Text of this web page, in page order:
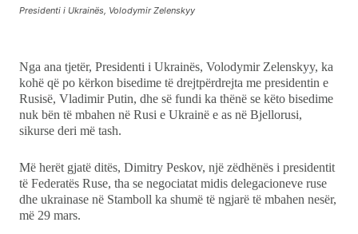
Presidenti i Ukrainës, Volodymir Zelenskyy
Nga ana tjetër, Presidenti i Ukrainës, Volodymir Zelenskyy, ka
kohë që po kërkon bisedime të drejtpërdrejta me presidentin e
Rusisë, Vladimir Putin, dhe së fundi ka thënë se këto bisedime
nuk bën të mbahen në Rusi e Ukrainë e as në Bjellorusi,
sikurse deri më tash.
Më herët gjatë ditës, Dimitry Peskov, një zëdhënës i presidentit
të Federatës Ruse, tha se negociatat midis delegacioneve ruse
dhe ukrainase në Stamboll ka shumë të ngjarë të mbahen nesër,
më 29 mars.